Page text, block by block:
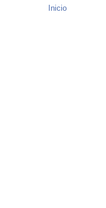
Inicio